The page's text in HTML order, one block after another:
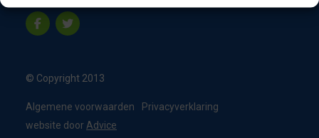
© Copyright 2013
Algemene voorwaarden
Privacyverklaring
website door Advice